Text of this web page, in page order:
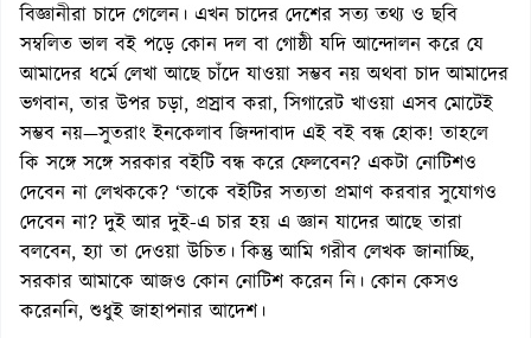
বিজ্ঞানীরা চাদে গেলেন। এখন চাদের দেশের সত্য তথ্য ও ছবি
সম্বলিত ভাল বই পড়ে কোন দল বা গোষ্ঠী যদি আন্দোলন করে যে
আমাদের ধর্মে লেখা আছে চাঁদে যাওয়া সম্ভব নয় অথবা চাদ আমাদের
ভগবান, তার উপর চড়া, প্রস্রাব করা, সিগারেট খাওয়া এসব মোটেই
সম্ভব নয়—সুতরাং ইনকেলাব জিন্দাবাদ এই বই বন্ধ হোক! তাহলে
কি সঙ্গে সঙ্গে সরকার বইটি বন্ধ করে ফেলবেন? একটা নোটিশও
দেবেন না লেখককে? ‘তাকে বইটির সত্যতা প্রমাণ করবার সুযোগও
দেবেন না? দুই আর দুই-এ চার হয় এ জ্ঞান যাদের আছে তারা
বলবেন, হ্যা তা দেওয়া উচিত। কিন্তু আমি গরীব লেখক জানাচ্ছি,
সরকার আমাকে আজও কোন নোটিশ করেন নি। কোন কেসও
করেননি, শুধুই জাহাপনার আদেশ।